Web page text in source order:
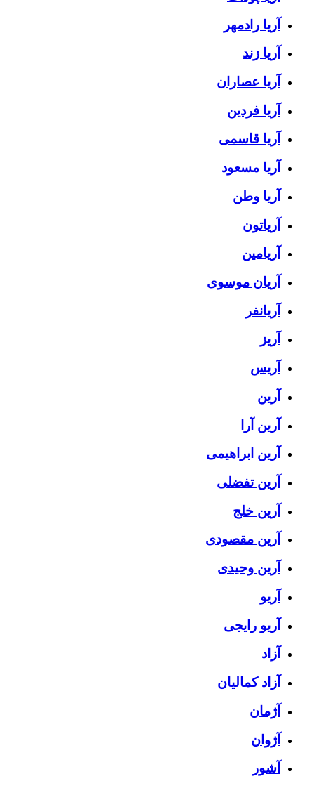
آریا رادمهر
آریا زند
آریا عصاران
آریا فردین
آریا قاسمی
آریا مسعود
آریا وطن
آریاتون
آریامین
آریان موسوی
آریانفر
آریز
آریس
آرین
آرین آرا
آرین ابراهیمی
آرین تفضلی
آرین خلج
آرین مقصودی
آرین وحیدی
آریو
آریو رایجی
آزاد
آزاد کمالیان
آژمان
آژوان
آشور